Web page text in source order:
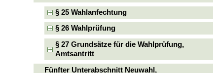
§ 25 Wahlanfechtung
§ 26 Wahlprüfung
§ 27 Grundsätze für die Wahlprüfung,
Amtsantritt
Fünfter Unterabschnitt Neuwahl,